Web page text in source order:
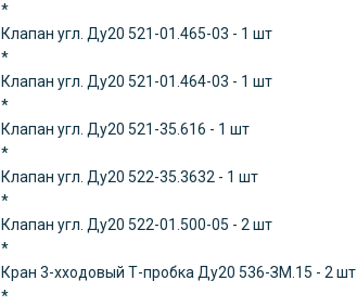
*
Клапан угл. Ду20 521-01.465-03 - 1 шт
*
Клапан угл. Ду20 521-01.464-03 - 1 шт
*
Клапан угл. Ду20 521-35.616 - 1 шт
*
Клапан угл. Ду20 522-35.3632 - 1 шт
*
Клапан угл. Ду20 522-01.500-05 - 2 шт
*
Кран 3-хходовый Т-пробка Ду20 536-ЗМ.15 - 2 шт
*